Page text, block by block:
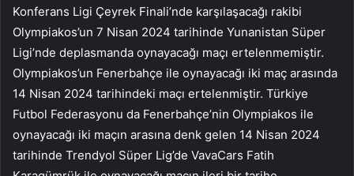
Konferans Ligi Çeyrek Finali’nde karşılaşacağı rakibi
Olympiakos’un 7 Nisan 2024 tarihinde Yunanistan Süper
Ligi’nde deplasmanda oynayacağı maçı ertelenmemiştir.
Olympiakos’un Fenerbahçe ile oynayacağı iki maç arasında
14 Nisan 2024 tarihindeki maçı ertelenmiştir. Türkiye
Futbol Federasyonu da Fenerbahçe’nin Olympiakos ile
oynayacağı iki maçın arasına denk gelen 14 Nisan 2024
tarihinde Trendyol Süper Lig’de VavaCars Fatih